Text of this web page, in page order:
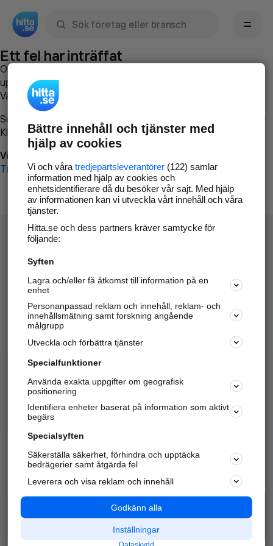
Ett fel har inträffat
Om du vill kan du
uppstod så att vi lättare och snabbare kan avhjälpa det.
Vänligen försök med följande:
Surfa till
Klicka påTillbaka-knappen i webbläsaren och försök igen
Vi beklagar besväret!
Till startsidan
Hitta.se - Gratis nummerupplysning.
Sök företag, personer och platser.
Hitta telefonnummer, adresser, företagsinfo mm.
Marknadsför företaget
Kom igång och annonsera mot
samarbetspartners nära dig.
Alla kategorier
Populära sökningar
API & Kartor
Annonsera
Integritet
Nödnummer
Bättre innehåll och tjänster med
hjälp av cookies
Vi och våra tredjepartsleverantörer(122) samlar
information med hjälp av cookies och
enhetsidentifierare då du besöker vår sajt. Med hjälp
av informationen kan vi utveckla vårt innehåll och våra
tjänster.
Hitta.se och dess partners kräver samtycke för
följande:
Syften
Lagra och/eller få åtkomst till information på en
enhet
Personanpassad reklam och innehåll, reklam- och
innehållsmätning samt forskning angående
målgrupp
Utveckla och förbättra tjänster
Specialfunktioner
Använda exakta uppgifter om geografisk
positionering
Identifiera enheter baserat på information som aktivt
begärs
Specialsyften
Säkerställa säkerhet, förhindra och upptäcka
bedrägerier samt åtgärda fel
Leverera och visa reklam och innehåll
Godkänn alla
Inställningar
Dataskydd